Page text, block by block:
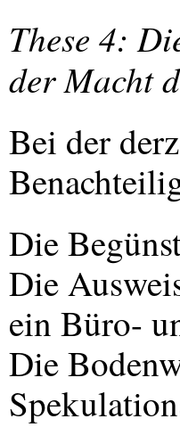
These 4:
der Macht
Bei der
Die
Die
ein Büro-
Die